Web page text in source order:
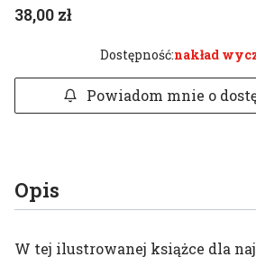
Cena
38,00 zł
Dostępność:nakład
Powiadom mnie o
Opis
W tej ilustrowanej książce dla